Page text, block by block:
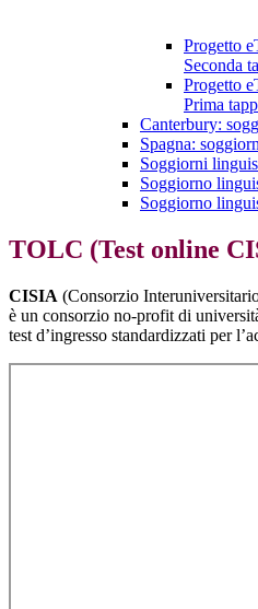
Progetto
Seconda
Progetto
Prima
Canterbury:
Spagna:
Soggiorni
Soggiorno
Soggiorno
TOLC (Test online
CISIA (Consorzio
è un consorzio no-profit di
test d’ingresso standardizzati per